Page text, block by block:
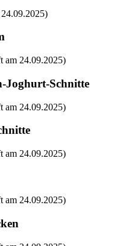
am 24.09.2025)
Joghurt-Schnitte
am 24.09.2025)
am 24.09.2025)
am 24.09.2025)